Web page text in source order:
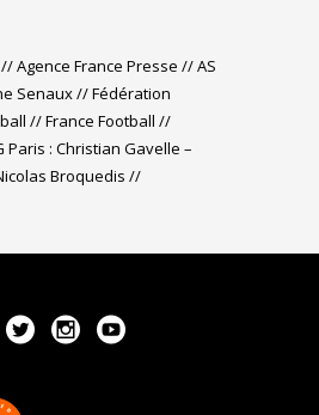
Agence France Presse // AS
Senaux // Fédération
// France Football //
Paris : Christian Gavelle –
Broquedis //